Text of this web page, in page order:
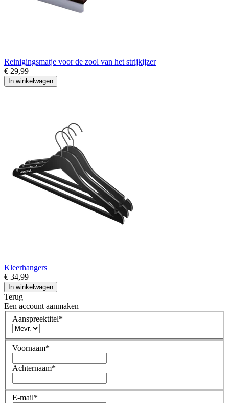
Reinigingsmatje voor de zool van het strijkijzer
€ 29,99
In winkelwagen
Kleerhangers
€ 34,99
In winkelwagen
Terug
Een account aanmaken
Aanspreektitel*
Voornaam*
Achternaam*
E-mail*